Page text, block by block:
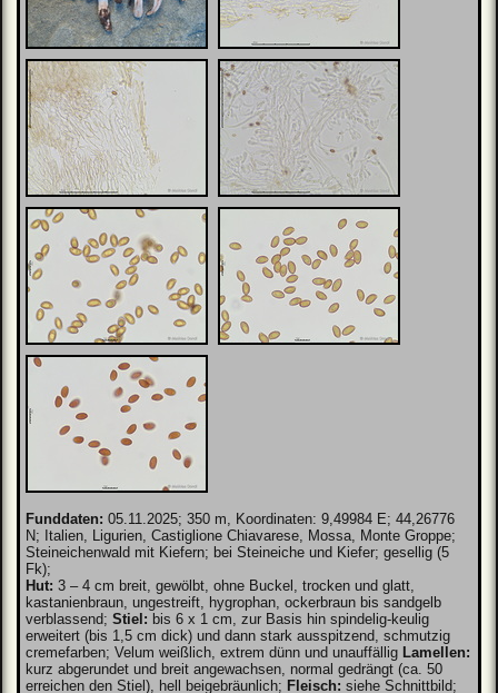
Funddaten: 05.11.2025; 350 m, Koordinaten: 9,49984 E; 44,26776
N; Italien, Ligurien, Castiglione Chiavarese, Mossa, Monte Groppe;
Steineichenwald mit Kiefern; bei Steineiche und Kiefer; gesellig (5
Fk);
Hut: 3 – 4 cm breit, gewölbt, ohne Buckel, trocken und glatt,
kastanienbraun, ungestreift, hygrophan, ockerbraun bis sandgelb
verblassend; Stiel: bis 6 x 1 cm, zur Basis hin spindelig-keulig
erweitert (bis 1,5 cm dick) und dann stark ausspitzend, schmutzig
cremefarben; Velum weißlich, extrem dünn und unauffällig Lamellen:
kurz abgerundet und breit angewachsen, normal gedrängt (ca. 50
erreichen den Stiel), hell beigebräunlich; Fleisch: siehe Schnittbild;